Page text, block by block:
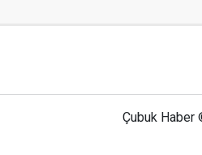
Çubuk Haber